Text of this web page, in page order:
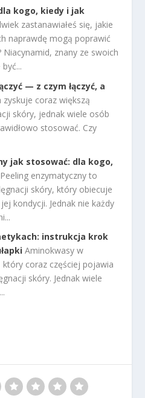
kogo, kiedy i jak
zastanawiałeś się, jakie
naprawdę mogą poprawić
znany ze swoich
— z czym łączyć, a
zyskuje coraz większą
skóry, jednak wiele osób
stosować. Czy
jak stosować: dla kogo,
Peeling enzymatyczny to
skóry, który obiecuje
kondycji. Jednak nie każdy
instrukcja krok
Aminokwasy w
coraz częściej pojawia
skóry. Jednak wiele